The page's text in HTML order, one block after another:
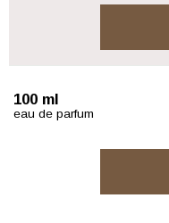
100 ml
eau de parfum